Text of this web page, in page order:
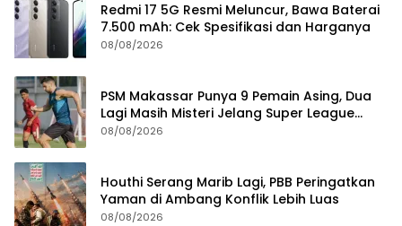
Redmi 17 5G Resmi Meluncur, Bawa Baterai
7.500 mAh: Cek Spesifikasi dan Harganya
08/08/2026
PSM Makassar Punya 9 Pemain Asing, Dua
Lagi Masih Misteri Jelang Super League
2026/2027
08/08/2026
Houthi Serang Marib Lagi, PBB Peringatkan
Yaman di Ambang Konflik Lebih Luas
08/08/2026